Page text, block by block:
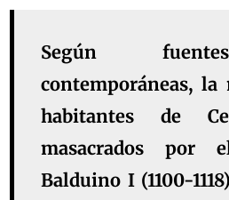
Según
contemporáneas, la
habitantes de
masacrados por
Balduino I (1100-